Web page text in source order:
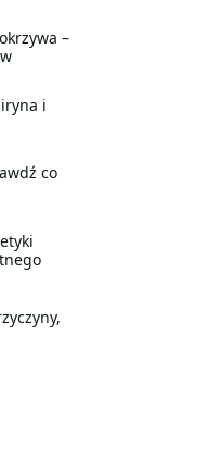
–
i
co